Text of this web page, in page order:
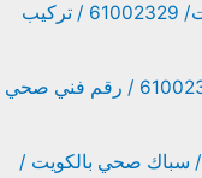
تسليك مجاري السلام/ رقم سباك الكويت/ 61002329 / تركيب
تصليح سخان مركزي بالكويت الشهداء/ 61002329 / رقم فني صحي
سباك صحي عبد الله السالم/ 61002329/ سباك صحي بالكويت /